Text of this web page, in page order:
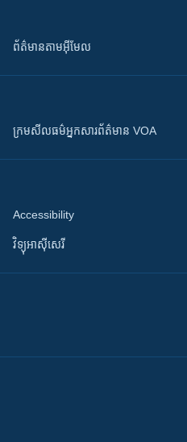
ព័ត៌មាន​តាម​អ៊ីមែល
ក្រម​​​សីលធម៌​​​អ្នក​​​សារព័ត៌មាន VOA
Accessibility
វិទ្យុ​អាស៊ី​សេរី